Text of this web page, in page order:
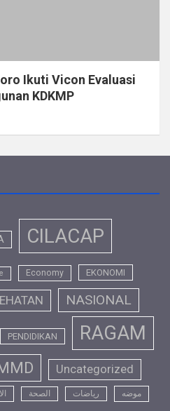
Ikuti Vicon Evaluasi
KDKMP
CILACAP
Economy EKONOMI
NASIONAL
PENDIDIKAN RAGAM
Uncategorized
الصحة رياضات موضه